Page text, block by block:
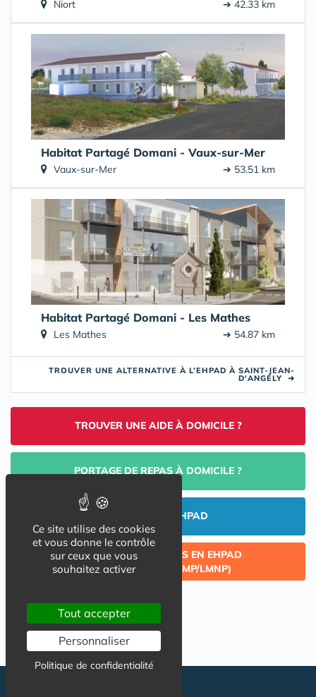
Niort ➔ 42.33 km
Habitat Partagé Domani - Vaux-sur-Mer
Vaux-sur-Mer ➔ 53.51 km
Habitat Partagé Domani - Les Mathes
Les Mathes ➔ 54.87 km
TROUVER UNE ALTERNATIVE À L’EHPAD À SAINT-JEAN-
D'ANGÉLY ➜
TROUVER UNE AIDE À DOMICILE ?
PORTAGE DE REPAS À DOMICILE ?
INVESTIR EN EHPAD
CÉDER UN LOT ACQUIS EN EHPAD
(INVESTISSEMENT LMP/LMNP)
Ce site utilise des cookies
et vous donne le contrôle
sur ceux que vous
souhaitez activer
Tout accepter
Personnaliser
Politique de confidentialité